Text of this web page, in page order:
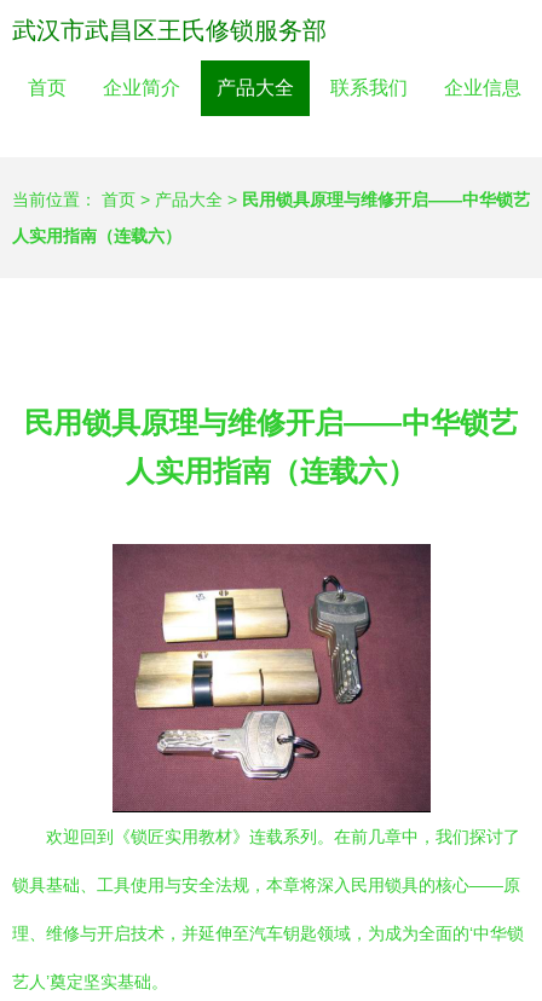
武汉市武昌区王氏修锁服务部
首页 企业简介 产品大全 联系我们 企业信息
当前位置： 首页 > 产品大全 > 民用锁具原理与维修开启——中华锁艺
人实用指南（连载六）
民用锁具原理与维修开启——中华锁艺
人实用指南（连载六）
欢迎回到《锁匠实用教材》连载系列。在前几章中，我们探讨了
锁具基础、工具使用与安全法规，本章将深入民用锁具的核心——原
理、维修与开启技术，并延伸至汽车钥匙领域，为成为全面的‘中华锁
艺人’奠定坚实基础。